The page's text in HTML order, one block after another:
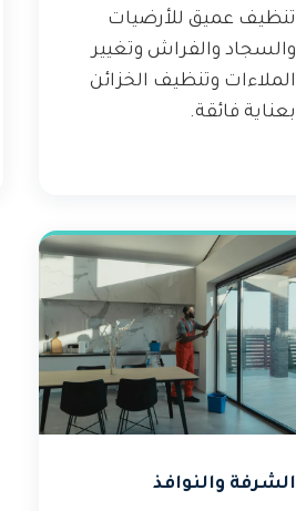
تنظيف عميق للأرضيات
والسجاد والفراش وتغيير
الملاءات وتنظيف الخزائن
بعناية فائقة.
الشرفة والنوافذ